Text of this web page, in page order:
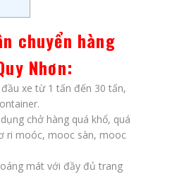
chuyển hàng
Nhơn:
xe từ 1 tấn đến 30 tấn,
chở hàng quá khổ, quá
ri moóc, mooc sàn, mooc
mát với đầy đủ trang